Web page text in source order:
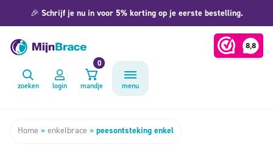
🎉 Schrijf je nu in voor 5% korting op je eerste bestelling.
zoeken login mandje
0
menu
Home » enkelbrace » peesontsteking enkel